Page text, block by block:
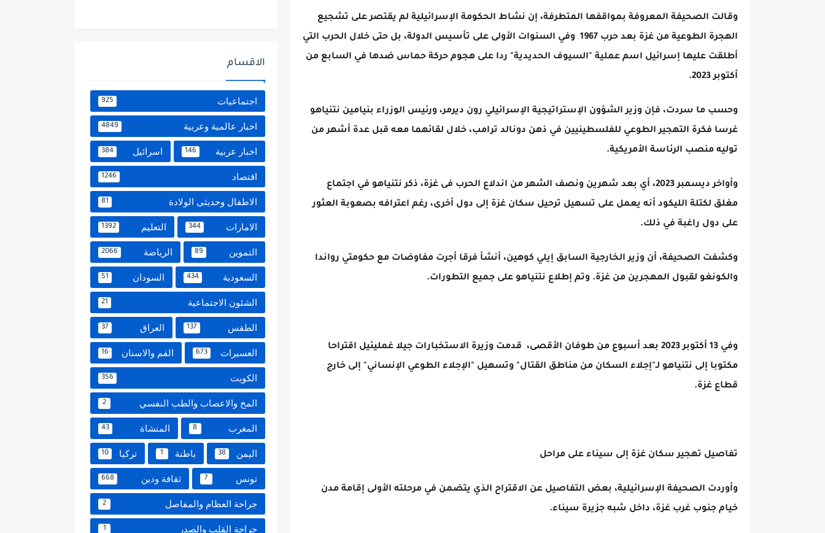
وقالت الصحيفة المعروفة بمواقفها المتطرفة، إن نشاط الحكومة الإسرائيلية لم يقتصر على تشجيع
الهجرة الطوعية من غزة بعد حرب 1967 وفي السنوات الأولى على تأسيس الدولة، بل حتى خلال الحرب التي
أطلقت عليها إسرائيل اسم عملية "السيوف الحديدية" ردا على هجوم حركة حماس ضدها في السابع من
أكتوبر 2023.
وحسب ما سردت، فإن وزير الشؤون الإستراتيجية الإسرائيلي رون ديرمر، ورئيس الوزراء بنيامين نتنياهو
غرسا فكرة التهجير الطوعي للفلسطينيين في ذهن دونالد ترامب، خلال لقائهما معه قبل عدة أشهر من
توليه منصب الرئاسة الأمريكية.
وأواخر ديسمبر 2023، أي بعد شهرين ونصف الشهر من اندلاع الحرب فى غزة، ذكر نتنياهو في اجتماع
مغلق لكتلة الليكود أنه يعمل على تسهيل ترحيل سكان غزة إلى دول أخرى، رغم اعترافه بصعوبة العثور
على دول راغبة في ذلك.
وكشفت الصحيفة، أن وزير الخارجية السابق إيلي كوهين، أنشأ فرقا أجرت مفاوضات مع حكومتي رواندا
والكونغو لقبول المهجرين من غزة. وتم إطلاع نتنياهو على جميع التطورات.
وفي 13 أكتوبر 2023 بعد أسبوع من طوفان الأقصى، قدمت وزيرة الاستخبارات جيلا غمليئيل اقتراحا
مكتوبا إلى نتنياهو لـ"إجلاء السكان من مناطق القتال" وتسهيل "الإجلاء الطوعي الإنساني" إلى خارج
قطاع غزة.
تفاصيل تهجير سكان غزة إلى سيناء على مراحل
وأوردت الصحيفة الإسرائيلية، بعض التفاصيل عن الاقتراح الذي يتضمن في مرحلته الأولى إقامة مدن
خيام جنوب غرب غزة، داخل شبه جزيرة سيناء.
الاقسام
اجتماعيات 925
اخبار عالمية وعربية 4849
اخبار عربية 146 اسرائيل 384
اقتصاد 1246
الاطفال وحديثى الولادة 81
الامارات 344 التعليم 1392
التموين 89 الرياضة 2066
السعودية 434 السودان 51
الشئون الاجتماعية 21
الطقس 137 العراق 37
العسيرات 673 الفم والاسنان 16
الكويت 356
المخ والاعصاب والطب النفسي 2
المغرب 8 المنشاة 43
اليمن 38 باطنة 1 تركيا 10
تونس 7 ثقافة ودين 668
جراحة العظام والمفاصل 2
جراحة القلب والصدر 1